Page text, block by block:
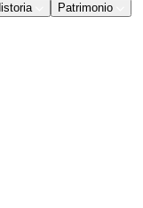
Patrimonio